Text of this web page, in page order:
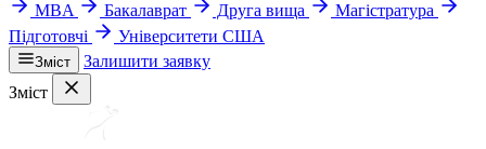
MBA
Бакалаврат Друга вища
Магістратура
Підготовчі
Університети США
Зміст
Залишити заявку
Зміст